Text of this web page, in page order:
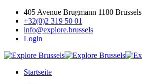
405 Avenue Brugmann 1180 Brussels
+32(0)2 319 50 01
info@explore.brussels
Login
Startseite